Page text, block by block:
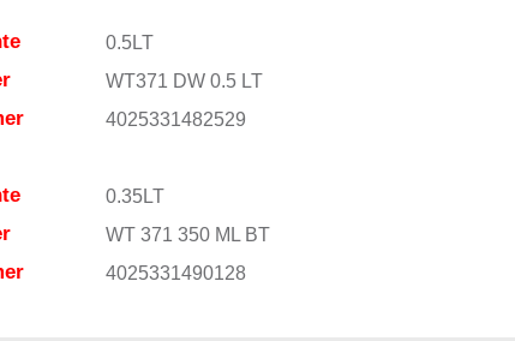
0.5LT
WT371 DW 0.5 LT
4025331482529
0.35LT
WT 371 350 ML BT
4025331490128